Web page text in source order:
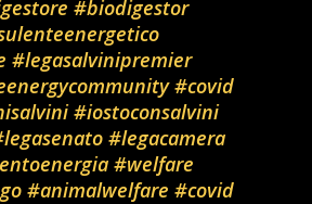
#biodigestor
#legasalvinipremier
#covid
#iostoconsalvini
#legacamera
#welfare
#animalwelfare #covid